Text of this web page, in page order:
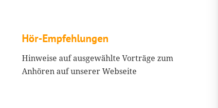
Hör-Empfehlungen
Hinweise auf ausgewählte Vorträge zum
Anhören auf unserer Webseite